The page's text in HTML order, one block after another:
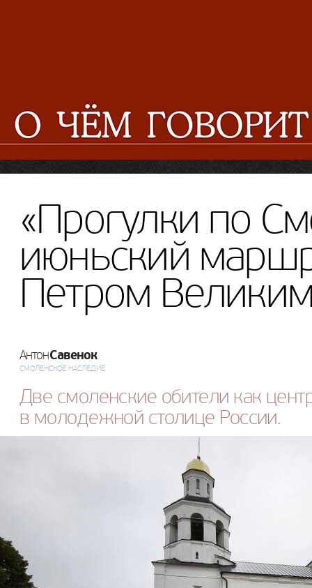
«Прогулки по
июньский
Петром
АнтонСавенок
СМОЛЕНСКОЕ НАСЛЕДИЕ
Две смоленские обители как
в молодежной столице России.